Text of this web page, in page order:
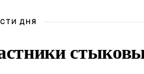
ДНЯ